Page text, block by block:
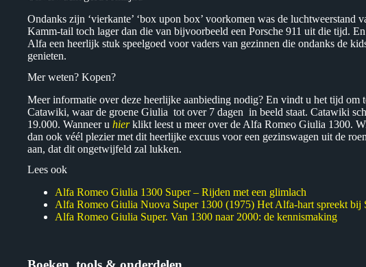
Ondanks zijn ‘vierkante’ ‘box upon box’ voorkomen was de luchtweerstand
Kamm-tail toch lager dan die van bijvoorbeeld een Porsche 911 uit die tijd.
Alfa een heerlijk stuk speelgoed voor vaders van gezinnen die ondanks de
genieten.
Mer weten? Kopen?
Meer informatie over deze heerlijke aanbieding nodig? En vindt u het tijd om
Catawiki, waar de groene Giulia tot over 7 dagen in beeld staat. Catawiki
19.000. Wanneer u hierklikt leest u meer over de Alfa Romeo Giulia 1300.
dan ook véél plezier met dit heerlijke excuus voor een gezinswagen uit de
aan, dat dit ongetwijfeld zal lukken.
Lees ook
Alfa Romeo Giulia 1300 Super – Rijden met een glimlach
Alfa Romeo Giulia Nuova Super 1300 (1975) Het Alfa-hart spreekt bij
Alfa Romeo Giulia Super. Van 1300 naar 2000: de kennismaking